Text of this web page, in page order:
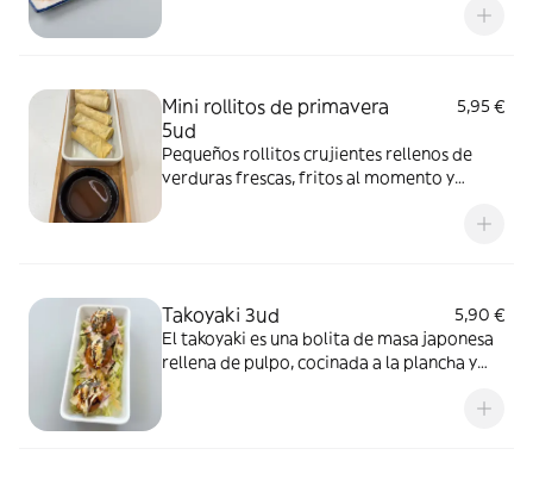
Mini rollitos de primavera
5ud
5,95 €
Pequeños rollitos crujientes rellenos de
verduras frescas, fritos al momento y
Takoyaki 3ud
5,90 €
El takoyaki es una bolita de masa japonesa
rellena de pulpo, cocinada a la plancha y